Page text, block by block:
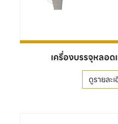
เครื่องบรรจุหลอ
ดูรายละ